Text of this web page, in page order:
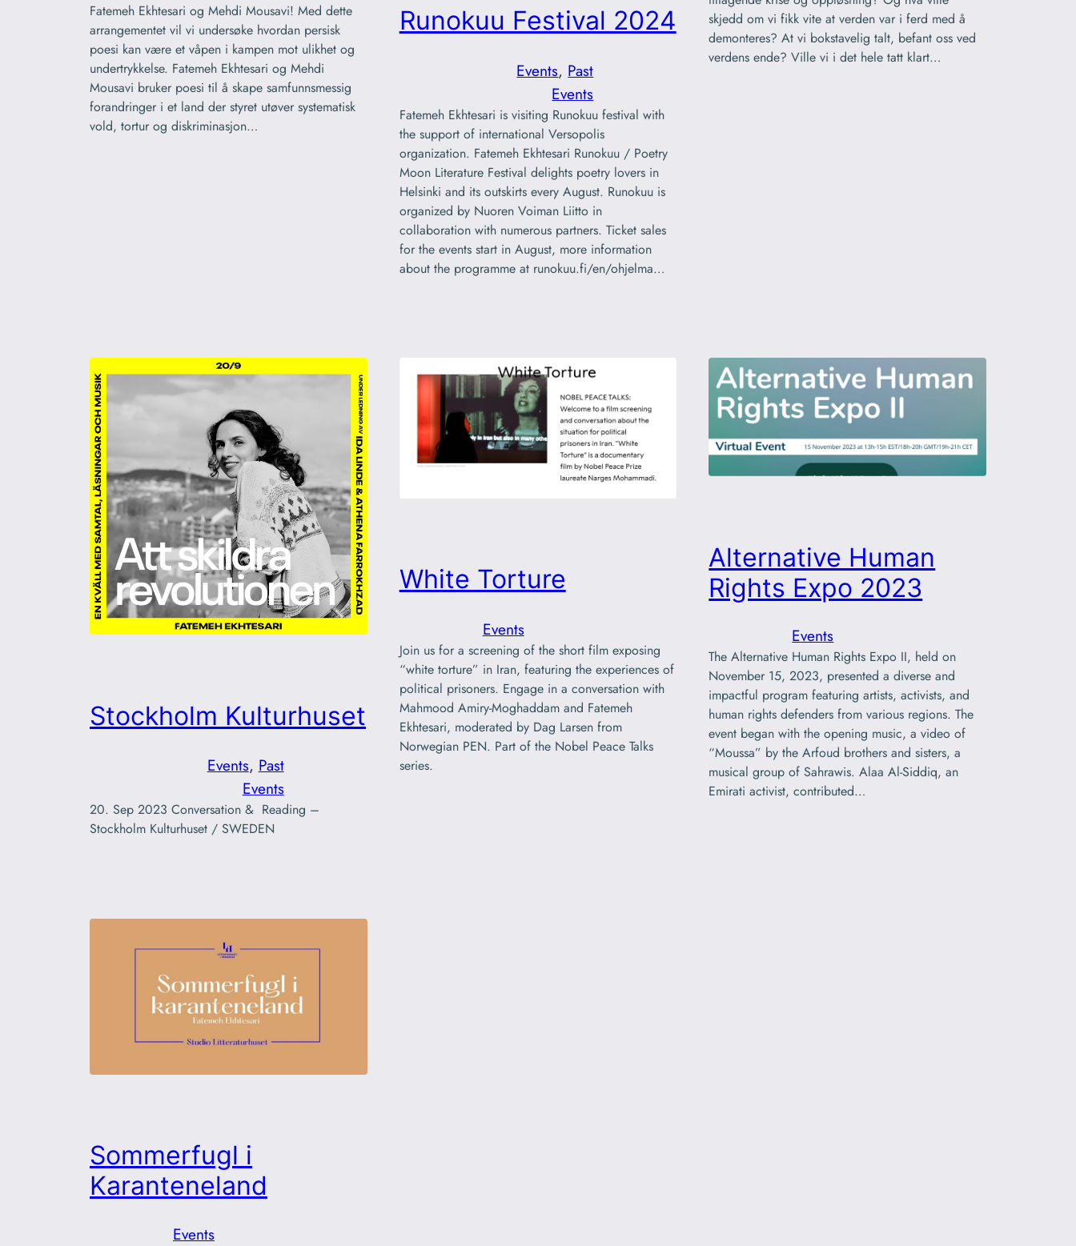
Fatemeh Ekhtesari og Mehdi Mousavi! Med dette
arrangementet vil vi undersøke hvordan persisk
poesi kan være et våpen i kampen mot ulikhet og
undertrykkelse. Fatemeh Ekhtesari og Mehdi
Mousavi bruker poesi til å skape samfunnsmessig
forandringer i et land der styret utøver systematisk
vold, tortur og diskriminasjon…
Runokuu Festival 2024
Events, Past
Events
Fatemeh Ekhtesari is visiting Runokuu festival with
the support of international Versopolis
organization. Fatemeh Ekhtesari Runokuu / Poetry
Moon Literature Festival delights poetry lovers in
Helsinki and its outskirts every August. Runokuu is
organized by Nuoren Voiman Liitto in
collaboration with numerous partners. Ticket sales
for the events start in August, more information
about the programme at runokuu.fi/en/ohjelma…
skjedd om vi fikk vite at verden var i ferd med å
demonteres? At vi bokstavelig talt, befant oss ved
verdens ende? Ville vi i det hele tatt klart…
Stockholm Kulturhuset
Events, Past
Events
20. Sep 2023 Conversation & Reading –
Stockholm Kulturhuset / SWEDEN
White Torture
Events
Join us for a screening of the short film exposing
“white torture” in Iran, featuring the experiences of
political prisoners. Engage in a conversation with
Mahmood Amiry-Moghaddam and Fatemeh
Ekhtesari, moderated by Dag Larsen from
Norwegian PEN. Part of the Nobel Peace Talks
series.
Alternative Human
Rights Expo 2023
Events
The Alternative Human Rights Expo II, held on
November 15, 2023, presented a diverse and
impactful program featuring artists, activists, and
human rights defenders from various regions. The
event began with the opening music, a video of
“Moussa” by the Arfoud brothers and sisters, a
musical group of Sahrawis. Alaa Al-Siddiq, an
Emirati activist, contributed…
Sommerfugl i
Karanteneland
Events